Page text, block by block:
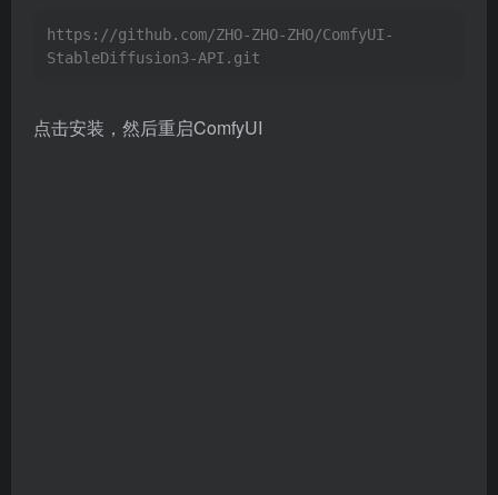
https://github.com/ZHO-ZHO-ZHO/ComfyUI-
StableDiffusion3-API.git
点击安装，然后重启ComfyUI